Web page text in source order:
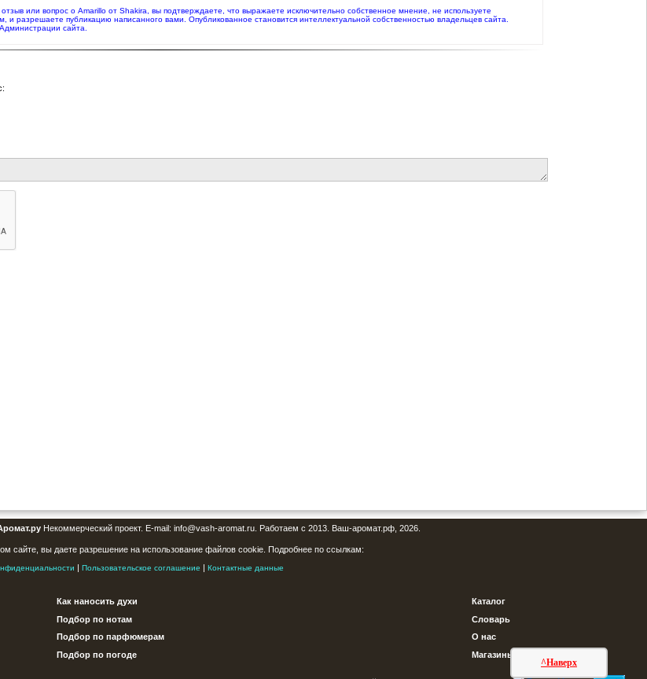
или вопрос о Amarillo от Shakira, вы подтверждаете, что выражаете исключительно собственное мнение, не используете
и разрешаете публикацию написанного вами. Опубликованное становится интеллектуальной собственностью владельцев сайта.
сайта.
^Наверх
Некоммерческий проект. E-mail: info@vash-aromat.ru. Работаем с 2013. Ваш-аромат.рф, 2026.
сайте, вы даете разрешение на использование файлов cookie. Подробнее по ссылкам:
| Пользовательское соглашение | Контактные данные
Как наносить духи
Подбор по нотам
Подбор по парфюмерам
Подбор по погоде
Каталог
Словарь
О нас
Магазины